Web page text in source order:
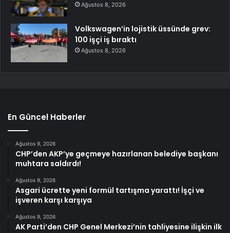
Ağustos 8, 2026
Volkswagen’in lojistik üssünde grev:
100 işçi iş bıraktı
Ağustos 8, 2026
En Güncel Haberler
Ağustos 9, 2026
CHP’den AKP’ye geçmeye hazırlanan belediye başkanı
muhtara saldırdı!
Ağustos 9, 2026
Asgari ücrette yeni formül tartışma yarattı! İşçi ve
işveren karşı karşıya
Ağustos 9, 2026
AK Parti’den CHP Genel Merkezi’nin tahliyesine ilişkin ilk